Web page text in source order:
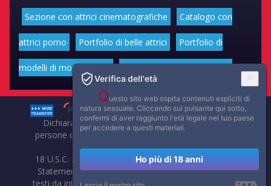
Sezione con attrici cinematografiche Catalogo con
attrici porno Portfolio di belle attrici Portfolio di
modelli di moda volgari Affascinanti star dello sport
Dichiarazione di non responsabilità: tutti i membri e le
persone che compaiono su questo sito hanno almeno 18
anni.
18 U.S.C. 2257 Record-Keeping Requirements Compliance
Statement. Affaritaliani, prima di pubblicare foto, video o
testi da internet, compie tutte le opportune verifiche al fine
Verifica dell'età
Questo sito web ospita contenuti espliciti di
natura sessuale. Cliccando sul pulsante qui sotto,
confermi di aver raggiunto l'età legale nel tuo paese
per accedere a questi materiali.
Ho più di 18 anni